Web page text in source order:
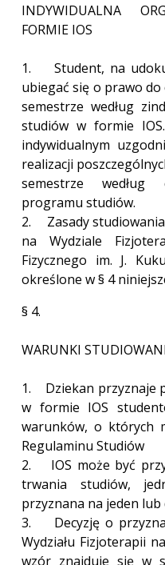
INDYWIDUALNA
FORMIE IOS
1. Student, na
ubiegać się o prawo
semestrze według
studiów w formie
indywidualnym
realizacji
semestrze
programu studiów.
2. Zasady
na Wydziale
Fizycznego im. J.
określone w § 4
§ 4.
WARUNKI
1. Dziekan przyznaje
w formie IOS
warunków, o których
Regulaminu Studiów
2. IOS może być
trwania studiów,
przyznana na jeden lub
3. Decyzję o
Wydziału Fizjoterapii
wzór znajduje się w